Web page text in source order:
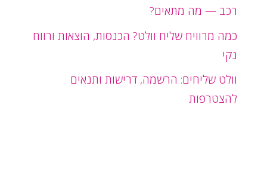
רכב — מה מתאים?
כמה מרוויח שליח וולט? הכנסות, הוצאות ורווח
נקי
וולט שליחים: הרשמה, דרישות ותנאים
להצטרפות